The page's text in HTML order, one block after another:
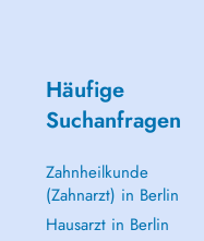
Häufige
Suchanfragen
Zahnheilkunde
(Zahnarzt) in Berlin
Hausarzt in Berlin